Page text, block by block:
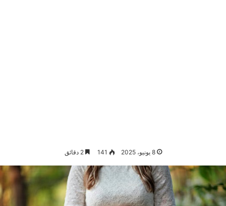
8 يونيو، 2025 141 2 دقائق